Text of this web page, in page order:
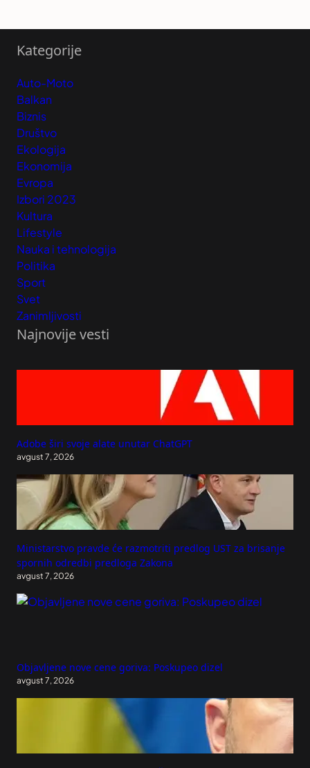
Kategorije
Auto-Moto
Balkan
Biznis
Društvo
Ekologija
Ekonomija
Evropa
Izbori 2023
Kultura
Lifestyle
Nauka i tehnologija
Politika
Sport
Svet
Zanimljivosti
Najnovije vesti
Adobe širi svoje alate unutar ChatGPT
avgust 7, 2026
Ministarstvo pravde će razmotriti predlog UST za brisanje
spornih odredbi predloga Zakona
avgust 7, 2026
Objavljene nove cene goriva: Poskupeo dizel
avgust 7, 2026